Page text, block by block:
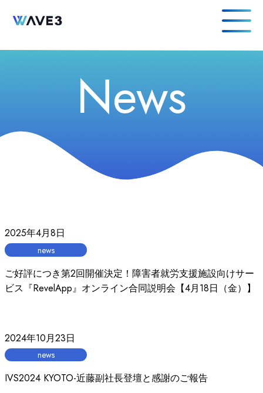
News
2025年4月8日
news
ご好評につき第2回開催決定！障害者就労支援施設向けサー
ビス『RevelApp』オンライン合同説明会【4月18日（金）】
2024年10月23日
news
IVS2024 KYOTO-近藤副社長登壇と感謝のご報告